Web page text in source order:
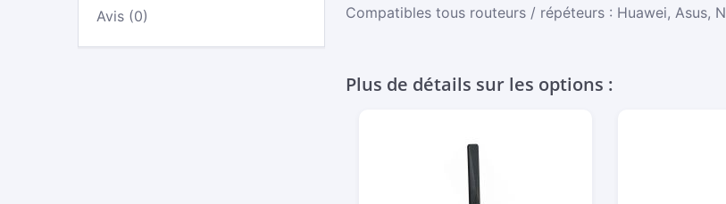
Avis (0)
Compatibles tous routeurs / répéteurs : Huawei, Asus,
Plus de détails sur les options :